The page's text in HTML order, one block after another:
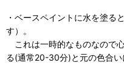
・ベースペイントに水を塗る
す）。
これは一時的なものなので
る(通常20-30分)と元の色合い